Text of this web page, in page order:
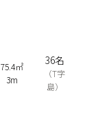
75.4㎡
3m
36名
（T字
島）